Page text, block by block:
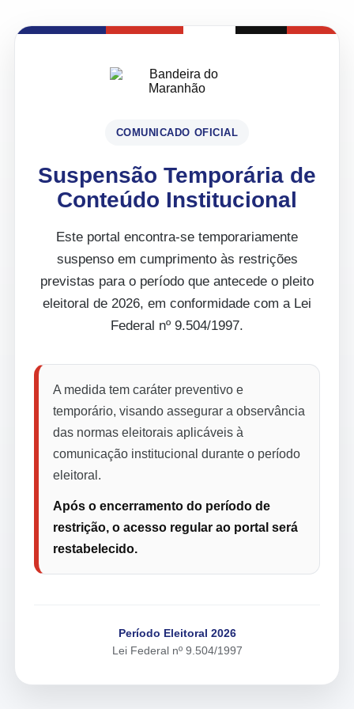
COMUNICADO OFICIAL
Suspensão Temporária de
Conteúdo Institucional
Este portal encontra-se temporariamente
suspenso em cumprimento às restrições
previstas para o período que antecede o pleito
eleitoral de 2026, em conformidade com a Lei
Federal nº 9.504/1997.
A medida tem caráter preventivo e
temporário, visando assegurar a observância
das normas eleitorais aplicáveis à
comunicação institucional durante o período
eleitoral.
Após o encerramento do período de
restrição, o acesso regular ao portal será
restabelecido.
Período Eleitoral 2026
Lei Federal nº 9.504/1997